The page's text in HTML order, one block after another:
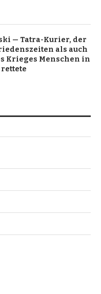
— Tatra-Kurier, der
als auch
Krieges Menschen in